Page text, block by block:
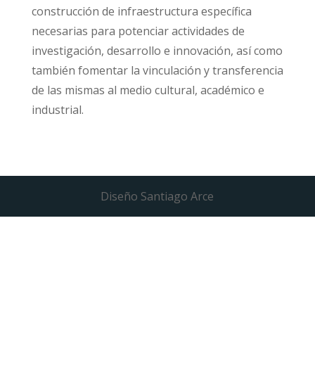
construcción de infraestructura específica
necesarias para potenciar actividades de
investigación, desarrollo e innovación, así como
también fomentar la vinculación y transferencia
de las mismas al medio cultural, académico e
industrial.
Diseño Santiago Arce